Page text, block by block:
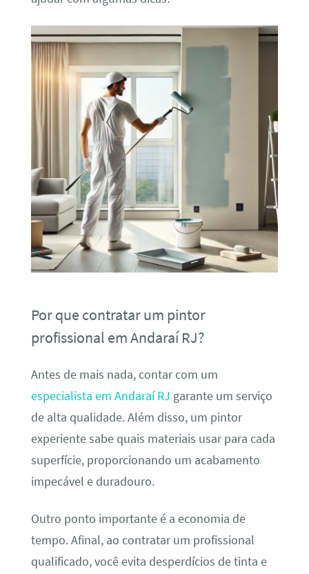
Por que contratar um pintor
profissional em Andaraí RJ?
Antes de mais nada, contar com um
especialista em Andaraí RJ garante um serviço
de alta qualidade. Além disso, um pintor
experiente sabe quais materiais usar para cada
superfície, proporcionando um acabamento
impecável e duradouro.
Outro ponto importante é a economia de
tempo. Afinal, ao contratar um profissional
qualificado, você evita desperdícios de tinta e